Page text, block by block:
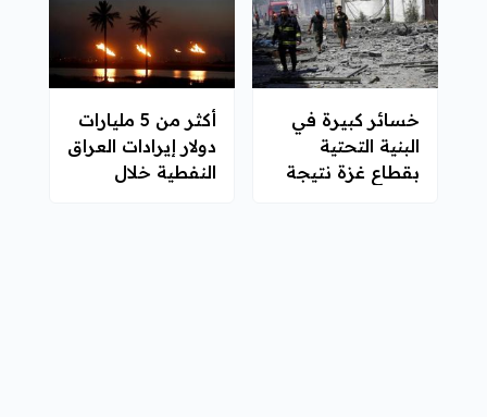
خسائر كبيرة في
البنية التحتية
بقطاع غزة نتيجة
أكثر من 5 مليارات
دولار إيرادات العراق
النفطية خلال